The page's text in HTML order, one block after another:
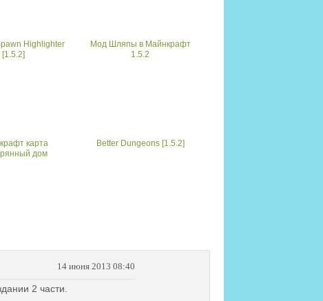
Highlighter
[1.5.2]
Мод Шляпы в Майнкрафт
1.5.2
карта
дом
Better Dungeons [1.5.2]
14 июня 2013 08:40
2 части.